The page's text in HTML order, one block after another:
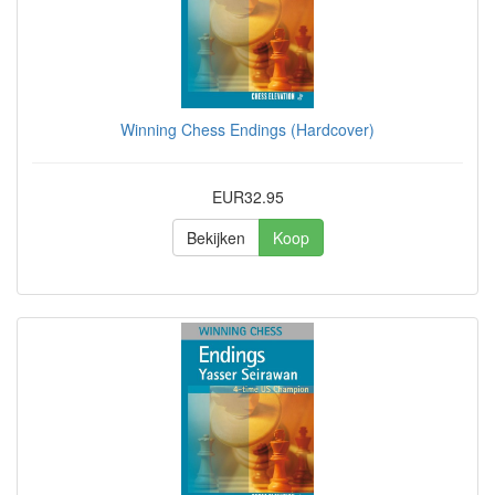
Winning Chess Endings (Hardcover)
EUR32.95
Bekijken
Koop